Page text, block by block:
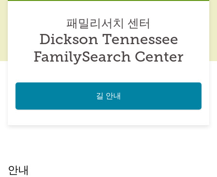
패밀리서치 센터
Dickson Tennessee
FamilySearch Center
길 안내
안내